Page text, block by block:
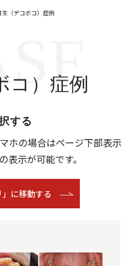
生（デコボコ）症例
コ）症例
する
ホの場合はページ下部表⽰
表⽰が可能です。
」に移動する